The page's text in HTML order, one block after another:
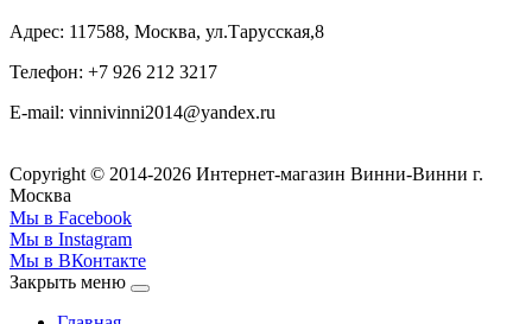
Адрес: 117588, Москва, ул.Тарусская,8
Телефон: +7 926 212 3217
E-mail: vinnivinni2014@yandex.ru
Copyright © 2014-2026 Интернет-магазин Винни-Винни г.
Москва
Мы в Facebook
Мы в Instagram
Мы в ВКонтакте
Закрыть меню